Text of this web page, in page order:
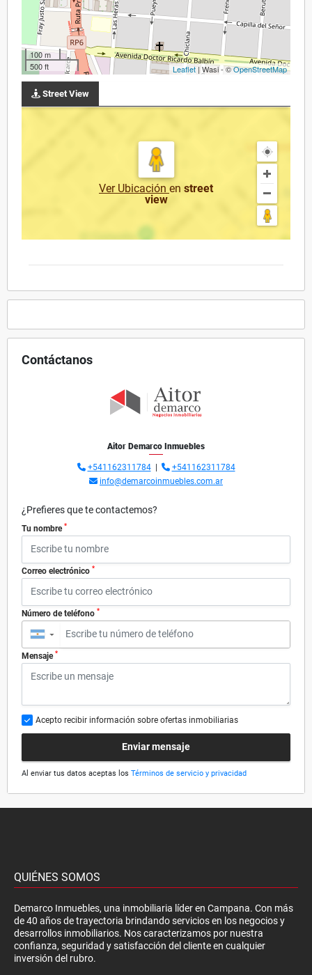
100 m
500 ft
Leaflet | Wasi - ©OpenStreetMap
Street View
Ver Ubicación en street
view
Contáctanos
Aitor Demarco Inmuebles
+541162311784|
+541162311784
info@demarcoinmuebles.com.ar
¿Prefieres que te contactemos?
Tu nombre *
Correo electrónico *
Número de teléfono *
▼
Mensaje *
Acepto recibir información sobre ofertas inmobiliarias
Enviar mensaje
Al enviar tus datos aceptas los Términos de servicio y privacidad
QUIÉNES SOMOS
Demarco Inmuebles, una inmobiliaria líder en Campana. Con más
de 40 años de trayectoria brindando servicios en los negocios y
desarrollos inmobiliarios. Nos caracterizamos por nuestra
confianza, seguridad y satisfacción del cliente en cualquier
inversión del rubro.